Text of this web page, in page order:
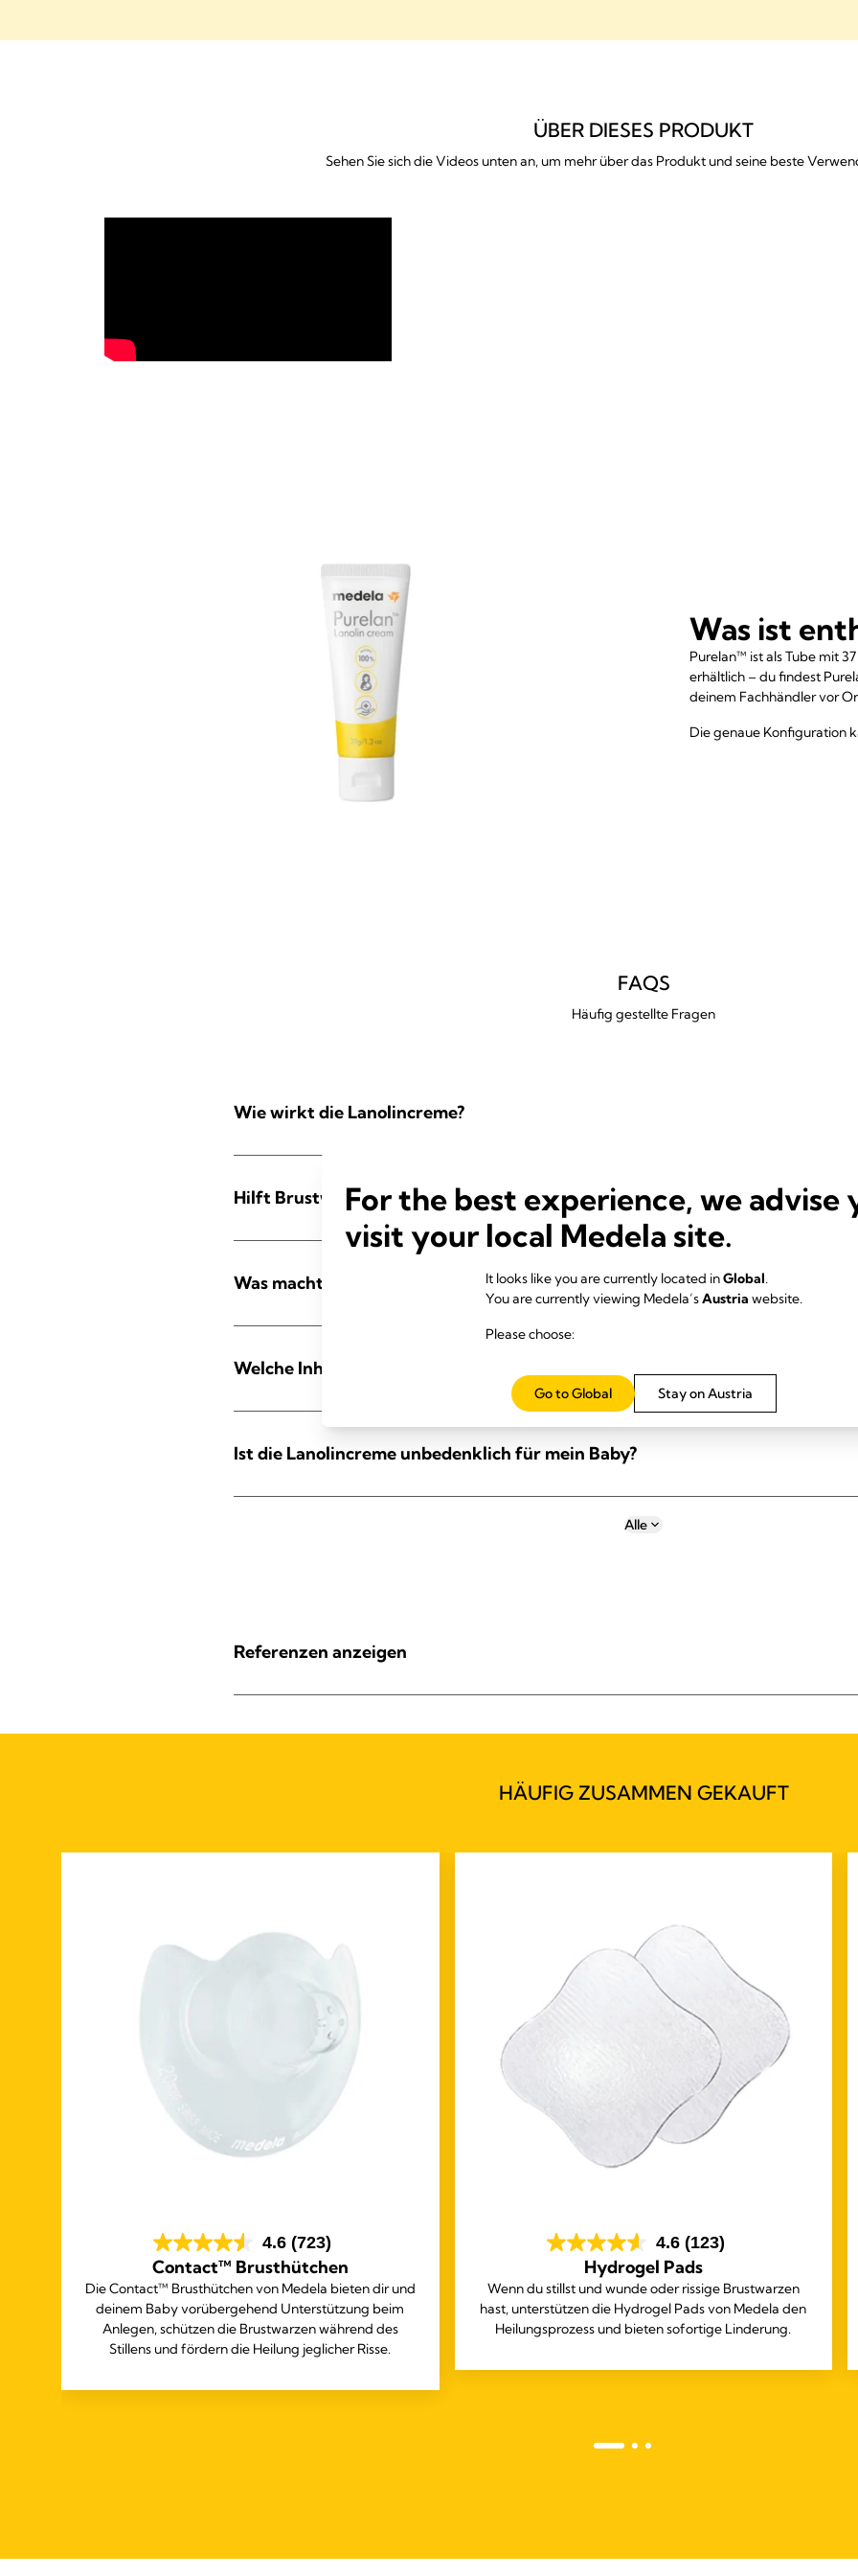
ÜBER DIESES PRODUKT
Sehen Sie sich die Videos unten an, um mehr über das Produkt und seine beste
Was ist
Purelan™ ist als Tube mit
erhältlich – du findest
deinem Fachhändler vor
Die genaue Konfiguration
FAQS
Häufig gestellte Fragen
Wie wirkt die Lanolincreme?
Hilft Brustwarzensalbe bei Schmerzen?
Was macht Purelan™ hypoallergen?
Welche Inhaltsstoffe enthält die Lanolincreme?
Ist die Lanolincreme unbedenklich für mein Baby?
Alle
Referenzen anzeigen
HÄUFIG ZUSAMMEN GEKAUFT
4.6 (723)
Contact™ Brusthütchen
Die Contact™ Brusthütchen von Medela bieten dir und
deinem Baby vorübergehend Unterstützung beim
Anlegen, schützen die Brustwarzen während des
Stillens und fördern die Heilung jeglicher Risse.
4.6 (123)
Hydrogel Pads
Wenn du stillst und wunde oder rissige Brustwarzen
hast, unterstützen die Hydrogel Pads von Medela den
Heilungsprozess und bieten sofortige Linderung.
For the best experience, we advise
visit your local Medela site.
It looks like you are currently located inGlobal.
You are currently viewing Medela’sAustria website.
Please choose:
Stay on Austria
Go to Global